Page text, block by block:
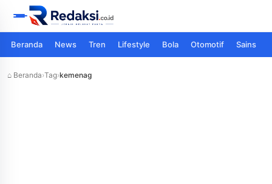
Beranda News Tren Lifestyle Bola Otomotif Sains
⌂ Beranda›Tag›kemenag